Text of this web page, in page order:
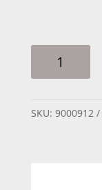
HOMBRE
ROMBOS
SKU: 9000912